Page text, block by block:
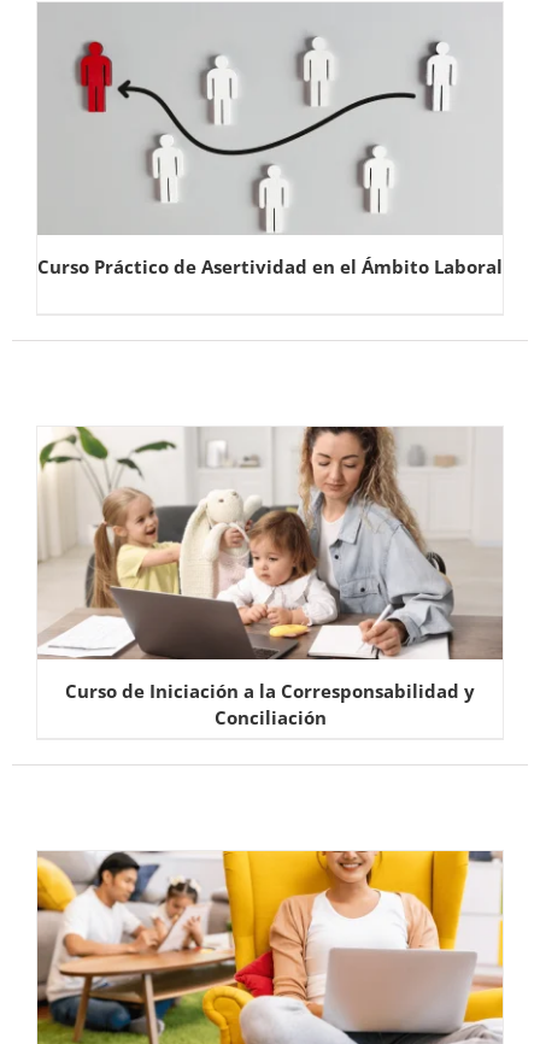
Curso Práctico de Asertividad en el Ámbito Laboral
Curso de Iniciación a la Corresponsabilidad y
Conciliación